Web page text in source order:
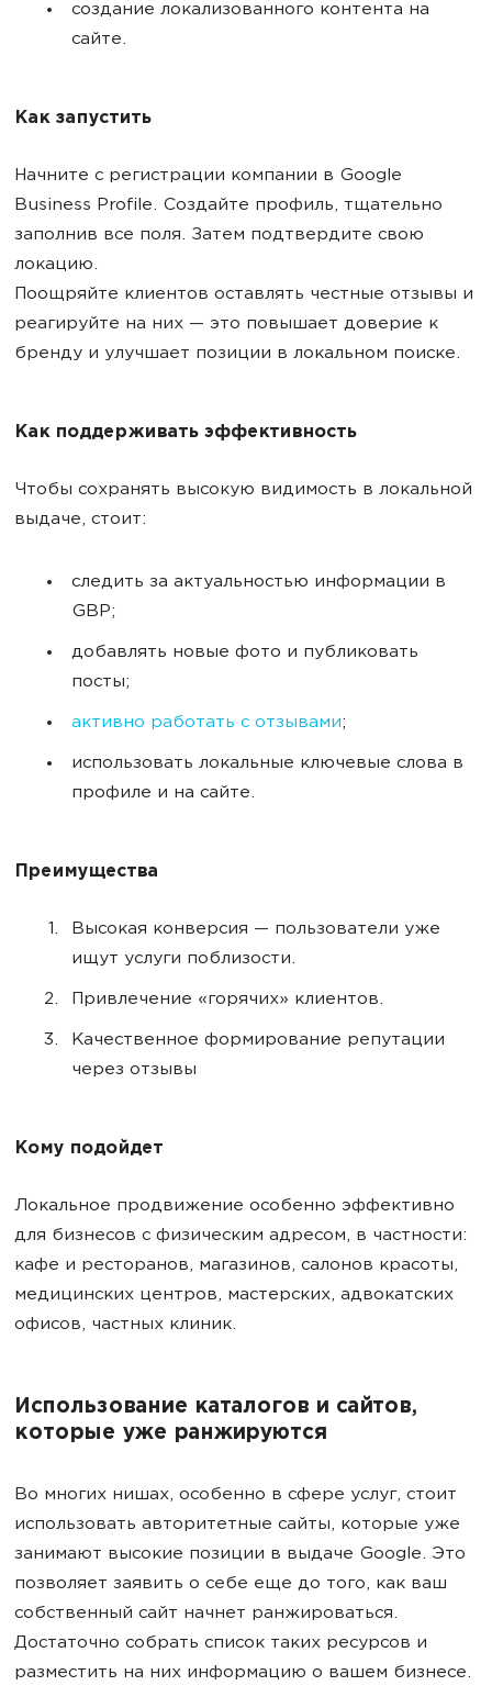
создание локализованного контента на
сайте.
Как запустить
Начните с регистрации компании в Google
Business Profile. Создайте профиль, тщательно
заполнив все поля. Затем подтвердите свою
локацию.
Поощряйте клиентов оставлять честные отзывы и
реагируйте на них — это повышает доверие к
бренду и улучшает позиции в локальном поиске.
Как поддерживать эффективность
Чтобы сохранять высокую видимость в локальной
выдаче, стоит:
следить за актуальностью информации в
GBP;
добавлять новые фото и публиковать
посты;
активно работать с отзывами;
использовать локальные ключевые слова в
профиле и на сайте.
Преимущества
Высокая конверсия — пользователи уже
ищут услуги поблизости.
Привлечение «горячих» клиентов.
Качественное формирование репутации
через отзывы
Кому подойдет
Локальное продвижение особенно эффективно
для бизнесов с физическим адресом, в частности:
кафе и ресторанов, магазинов, салонов красоты,
медицинских центров, мастерских, адвокатских
офисов, частных клиник.
Использование каталогов и сайтов,
которые уже ранжируются
Во многих нишах, особенно в сфере услуг, стоит
использовать авторитетные сайты, которые уже
занимают высокие позиции в выдаче Google. Это
позволяет заявить о себе еще до того, как ваш
собственный сайт начнет ранжироваться.
Достаточно собрать список таких ресурсов и
разместить на них информацию о вашем бизнесе.